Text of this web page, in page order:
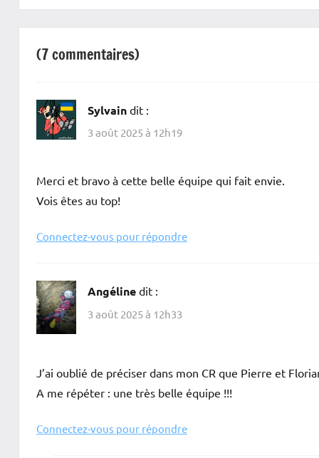
Spéléo
l’article
(7 commentaires)
Sylvain dit :
3 août 2025 à 12h19
Merci et bravo à cette belle équipe qui fait envie.
Vois êtes au top!
Connectez-vous pour répondre
Angéline dit :
3 août 2025 à 12h33
J’ai oublié de préciser dans mon CR que Pierre et
A me répéter : une très belle équipe !!!
Connectez-vous pour répondre